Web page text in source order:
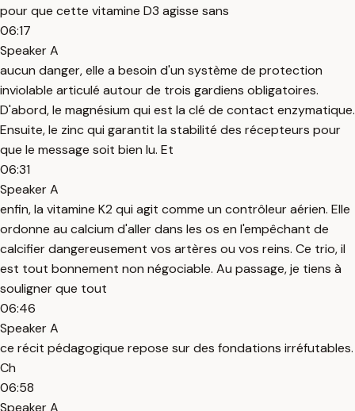
pour que cette vitamine D3 agisse sans
06:17
Speaker A
aucun danger, elle a besoin d'un système de protection
inviolable articulé autour de trois gardiens obligatoires.
D'abord, le magnésium qui est la clé de contact enzymatique.
Ensuite, le zinc qui garantit la stabilité des récepteurs pour
que le message soit bien lu. Et
06:31
Speaker A
enfin, la vitamine K2 qui agit comme un contrôleur aérien. Elle
ordonne au calcium d'aller dans les os en l'empêchant de
calcifier dangereusement vos artères ou vos reins. Ce trio, il
est tout bonnement non négociable. Au passage, je tiens à
souligner que tout
06:46
Speaker A
ce récit pédagogique repose sur des fondations irréfutables.
Ch
06:58
Speaker A